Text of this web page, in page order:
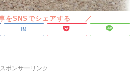
スポンサーリンク